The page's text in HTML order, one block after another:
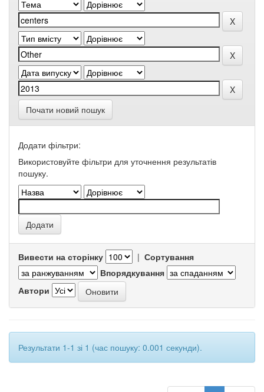
Почати новий пошук
Додати фільтри:
Використовуйте фільтри для уточнення результатів
пошуку.
Вивести на сторінку | Сортування
Впорядкування
Автори
Результати 1-1 зі 1 (час пошуку: 0.001 секунди).